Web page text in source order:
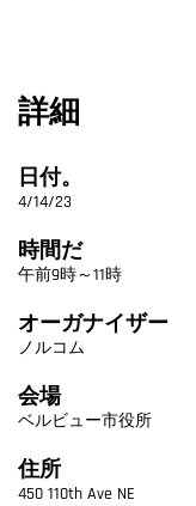
詳細
日付。
4/14/23
時間だ
午前9時～11時
オーガナイザー
ノルコム
会場
ベルビュー市役所
住所
450 110th Ave NE